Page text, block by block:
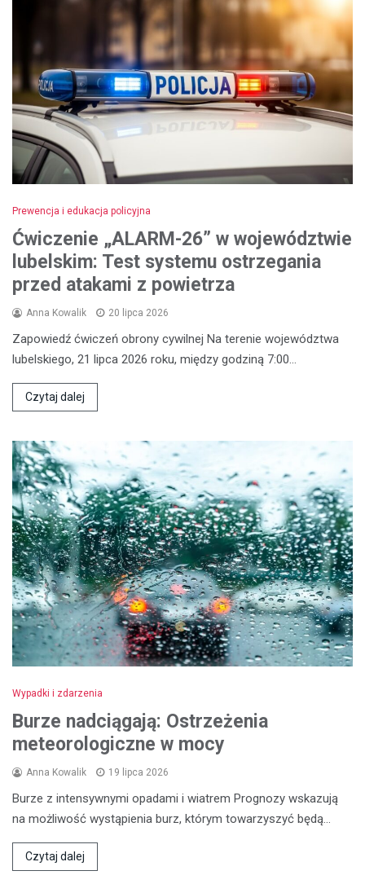
Prewencja i edukacja policyjna
Ćwiczenie „ALARM-26” w województwie
lubelskim: Test systemu ostrzegania
przed atakami z powietrza
Anna Kowalik 20 lipca 2026
Zapowiedź ćwiczeń obrony cywilnej Na terenie województwa
lubelskiego, 21 lipca 2026 roku, między godziną 7:00…
Czytaj dalej
Wypadki i zdarzenia
Burze nadciągają: Ostrzeżenia
meteorologiczne w mocy
Anna Kowalik 19 lipca 2026
Burze z intensywnymi opadami i wiatrem Prognozy wskazują
na możliwość wystąpienia burz, którym towarzyszyć będą…
Czytaj dalej